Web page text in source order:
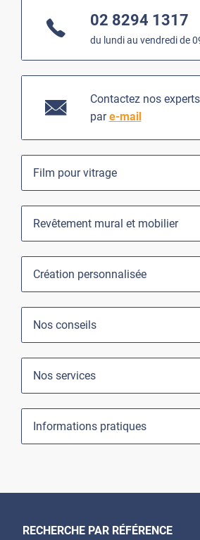
02 8294 1317
du lundi au vendredi de
Contactez nos experts
pare-mail
Film pour vitrage
Revêtement mural et mobilier
Création personnalisée
Nos conseils
Nos services
Informations pratiques
RECHERCHE PAR RÉFÉRENCE